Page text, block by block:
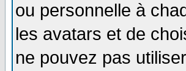
ou personnelle à
les avatars et de
ne pouvez pas